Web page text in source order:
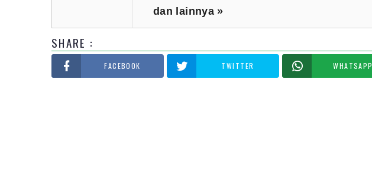
dan lainnya »
SHARE :
FACEBOOK TWITTER WHATSAPP